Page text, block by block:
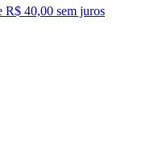
R$ 40,00 sem juros